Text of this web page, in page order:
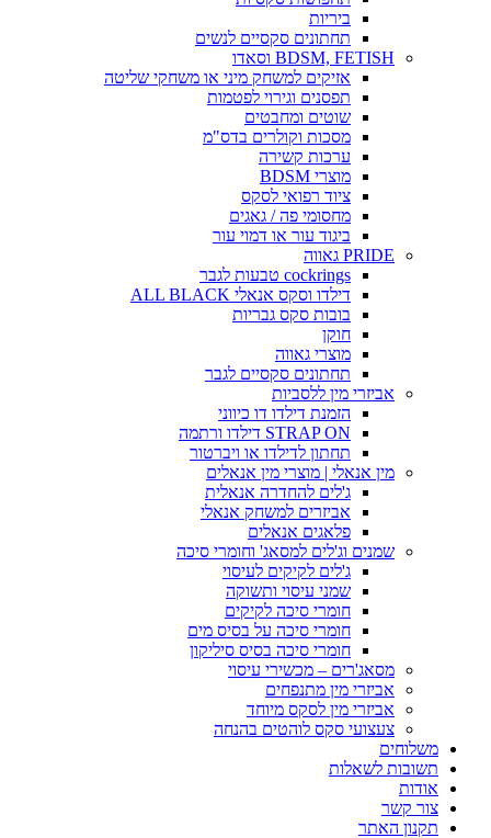
ביריות
תחתונים סקסיים לנשים
BDSM, FETISH וסאדו
אזיקים למשחק מיני או משחקי שליטה
תפסנים וגירוי לפטמות
שוטים ומחבטים
מסכות וקולרים בדס"מ
ערכות קשירה
מוצרי BDSM
ציוד רפואי לסקס
מחסומי פה / גאגים
ביגוד עור או דמוי עור
PRIDE גאווה
cockrings טבעות לגבר
דילדו וסקס אנאלי ALL BLACK
בובות סקס גבריות
חוקן
מוצרי גאווה
תחתונים סקסיים לגבר
אביזרי מין ללסביות
הזמנת דילדו דו כיווני
STRAP ON דילדו ורתמה
תחתון לדילדו או ויברטור
מין אנאלי | מוצרי מין אנאלים
ג'לים להחדרה אנאלית
אביזרים למשחק אנאלי
פלאגים אנאלים
שמנים וג'לים למסאג' וחומרי סיכה
ג'לים לקיקים לעיסוי
שמני עיסוי ותשוקה
חומרי סיכה לקיקים
חומרי סיכה על בסיס מים
חומרי סיכה בסיס סיליקון
מסאג'רים – מכשירי עיסוי
אביזרי מין מתנפחים
אביזרי מין לסקס מיוחד
צעצועי סקס לוהטים בהנחה
משלוחים
תשובות לשאלות
אודות
צור קשר
תקנון האתר